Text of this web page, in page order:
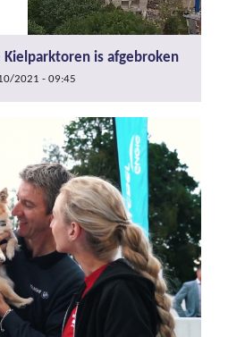
Kielparktoren is afgebroken
2021 - 09:45